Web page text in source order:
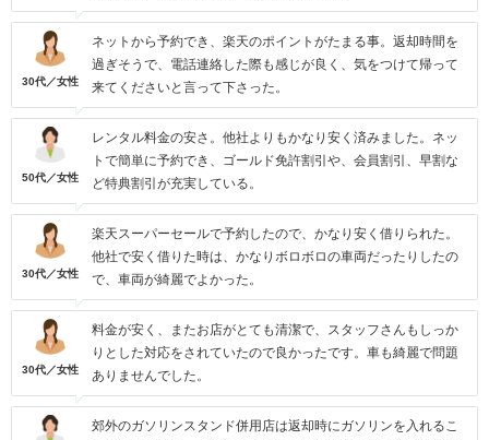
30代／女性
ネットから予約でき、楽天のポイントがたまる事。返却時間を
過ぎそうで、電話連絡した際も感じが良く、気をつけて帰って
来てくださいと言って下さった。
50代／女性
レンタル料金の安さ。他社よりもかなり安く済みました。ネッ
トで簡単に予約でき、ゴールド免許割引や、会員割引、早割な
ど特典割引が充実している。
30代／女性
楽天スーパーセールで予約したので、かなり安く借りられた。
他社で安く借りた時は、かなりボロボロの車両だったりしたの
で、車両が綺麗でよかった。
30代／女性
料金が安く、またお店がとても清潔で、スタッフさんもしっか
りとした対応をされていたので良かったです。車も綺麗で問題
ありませんでした。
郊外のガソリンスタンド併用店は返却時にガソリンを入れるこ